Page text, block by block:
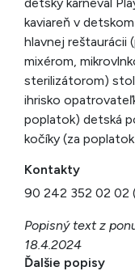
kaviareň v
hlavnej reštaurácii
mixérom,
sterilizátorom)
ihrisko
poplatok) detská
kočíky (za
Kontakty
90 242 352 02 02
Popisný text z
18.4.2024
Ďalšie popisy